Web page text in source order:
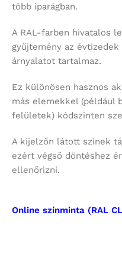
több iparágban.
A RAL-farben hivatalos
gyűjtemény az
árnyalatot tartalmaz.
Ez különösen hasznos
más elemekkel (például
felületek) kódszinten
A kijelzőn látott színek
ezért végső döntéshez
ellenőrizni.
Online színminta (RAL